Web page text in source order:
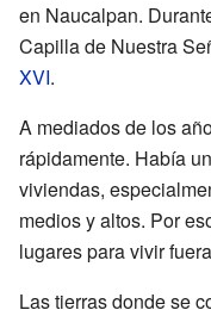
en Naucalpan.
Capilla de Nuestra
XVI.
A mediados de los
rápidamente. Había
viviendas,
medios y altos. Por
lugares para vivir
Las tierras donde se